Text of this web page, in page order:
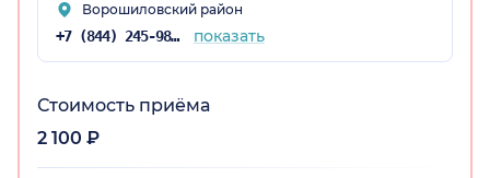
Ворошиловский район
+7 (844) 245-98-04 показать
Стоимость приёма
2 100 ₽